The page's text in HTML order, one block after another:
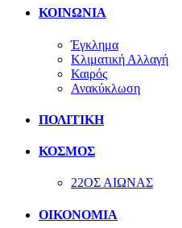
ΚΟΙΝΩΝΙΑ
Έγκλημα
Κλιματική Αλλαγή
Καιρός
Ανακύκλωση
ΠΟΛΙΤΙΚΗ
ΚΟΣΜΟΣ
22ΟΣ ΑΙΩΝΑΣ
ΟΙΚΟΝΟΜΙΑ